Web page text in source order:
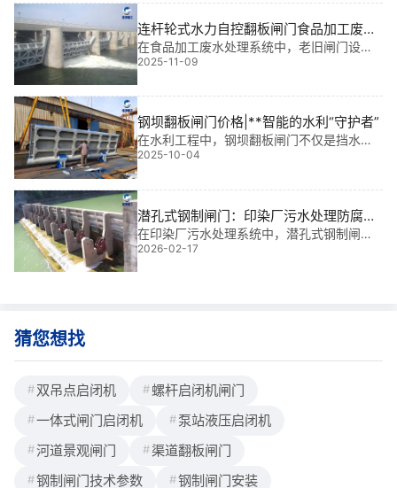
节能降耗，更显著降低人工干预成本——据
我多年水利金属结构一线经验，一套合格的
液压翻板
连杆轮式水力自控翻板闸门食品加工废水
处理老旧设备升级|智能节能型**解决方案
在食品加工废水处理系统中，老旧闸门设备
常因启闭不灵、密封失效导致溢流风险与能
耗浪费。我参与过多个大型水利项目，深知
连杆轮式水力自控翻板闸门食品加工废水处
理老旧设备升级不仅是技术迭代，更是运行
效率与
2025-11-09
钢坝翻板闸门价格|**智能的水利“守护者”
在水利工程中，钢坝翻板闸门不仅是挡水的
关键部件，更是实现水资源**调控的“智能开
关”。我有多年金属结构设计与现场安装经
验，参与过多个大型项目，深知这扇门背后
的技术含量。虽然钢坝翻板闸门价格因规格
2025-10-04
潜孔式钢制闸门：印染厂污水处理防腐防
锈维护方案
在印染厂污水处理系统中，潜孔式钢制闸门
是控制水流、保障处理效率与防洪安全的核
心部件。基于我多年水利工程金属结构设
2026-02-17
猜您想找
双吊点启闭机
螺杆启闭机闸门
一体式闸门启闭机
泵站液压启闭机
河道景观闸门
渠道翻板闸门
钢制闸门技术参数
钢制闸门安装